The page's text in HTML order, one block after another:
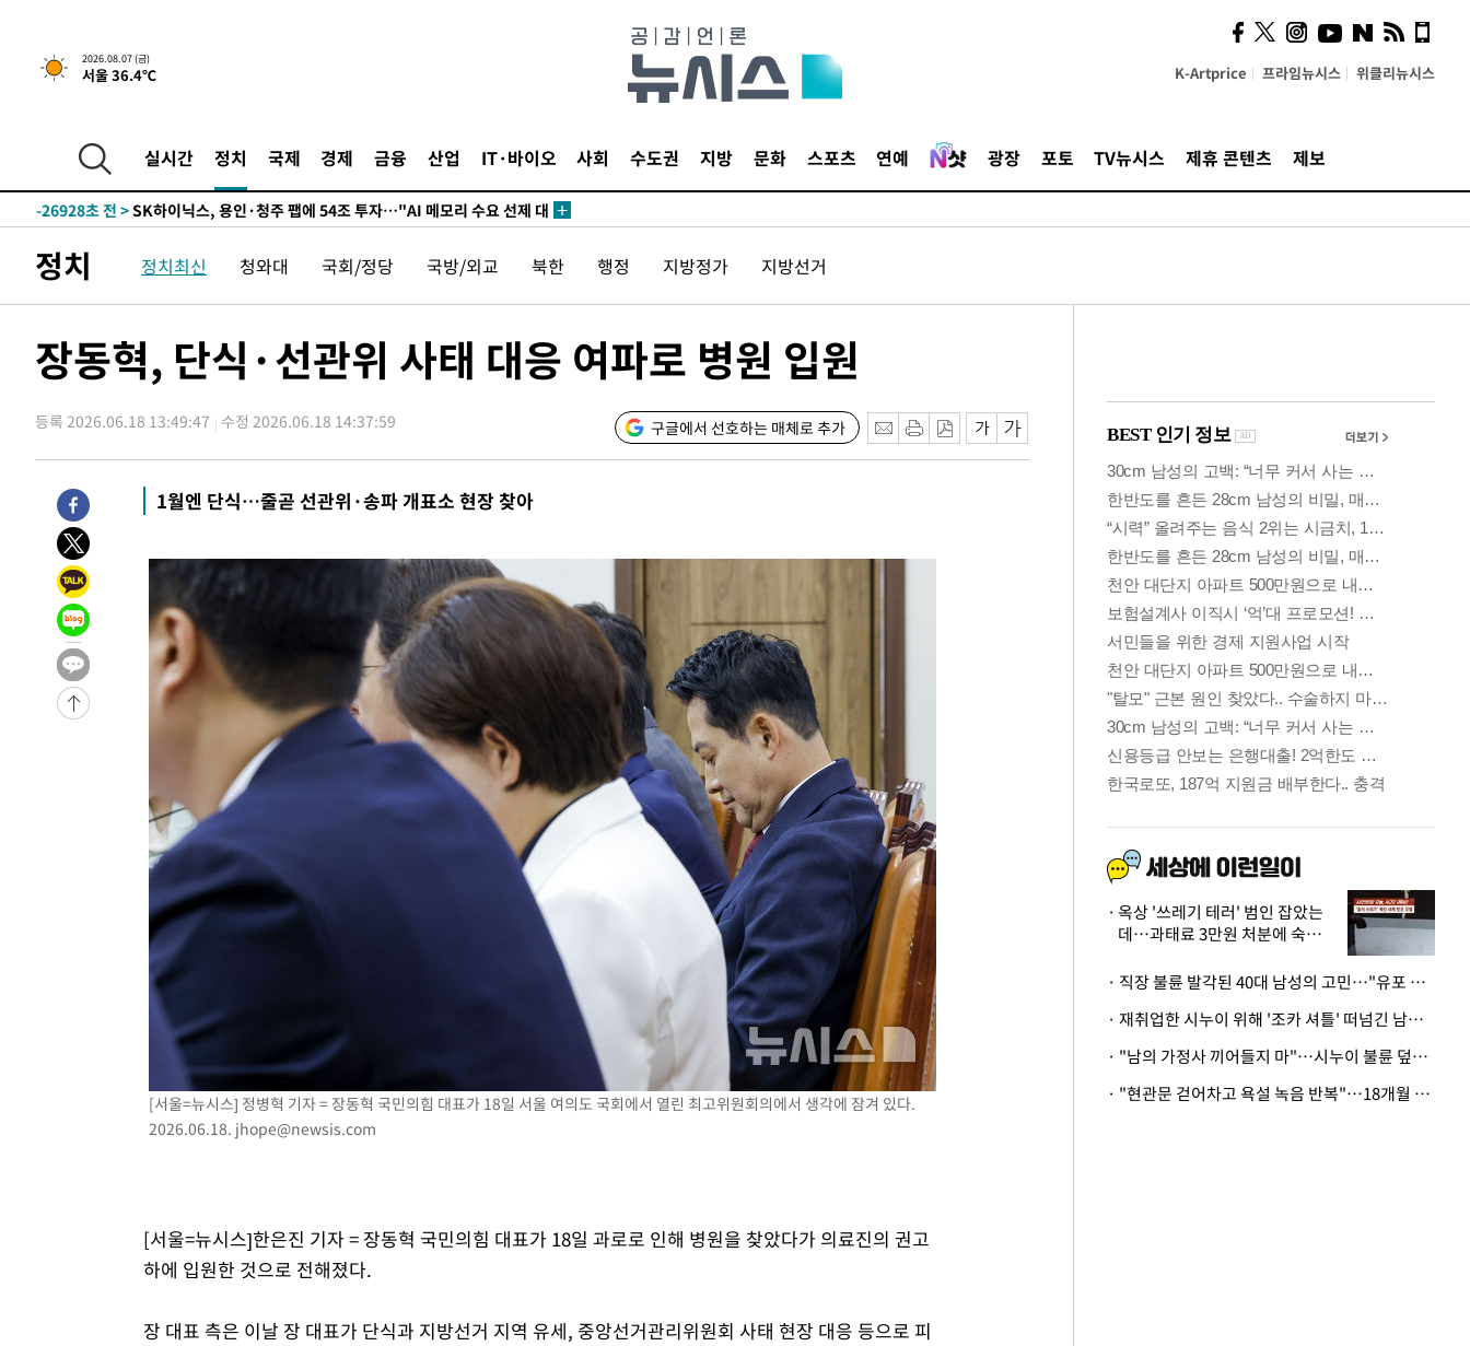
2026.08.07 (금)
서울 36.4℃ K-Artprice 프라임뉴시스 위클리뉴시스
실시간 정치 국제 경제 금융 산업 IT·바이오 사회 수도권 지방 문화 스포츠 연예 광장 포토 TV뉴시스 제휴 콘텐츠 제보
-30724초 전 >"낮 기온 소폭 하락"…수도권 폭염중대경보, 폭염경보로 하향
-30688초 전 >
갈 수도
-28622초 전 >
낮 최고 37도 찜통더위…곳곳 소나기·강원 많은 비[내일날씨]
-26928초 전 >
SK하이닉스, 용인·청주 팹에 54조 투자…"AI 메모리 수요 선제 대
응"
-23784초 전 >여자배구 이재영·이다영 자매, 아제르바이잔 투란VC 입단
-22771초 전 >
[속보]코스닥, 2.86포인트(0.36%) 내린 798.81마감
-22724초 전 >[속보]코스피, 6200선 약보합…0.60% 내린 6258.77에 마쳐
-22593초 전 >[속보] 노원서 40.1도 관측…서울, 2018년 이후 첫 40도
-18556초 전 >외신들도 주목한 韓축구 파문…"국민적 공분에 수사 재개"
-18527초 전 >11시간 압수수색에 성접대 파문까지…'쑥대밭' 된 축구협회
-17549초 전 >
[속보]규제합리화위원회 부위원장에 김태유 서울대 공대 교수…이
병태 후임
-13907초 전 > [속보]국힘 윤리위, '돌려차기 발언' 진종오·서범수 징계 절차 개시
-9232초 전 >
-6392초 전 >
[속보]'채상병 순직 책임' 임성근, 항소심도 징역 3년
-6258초 전 >
[속보]종합특검, '관저이전 봐주기 감사' 유병호 구속기소
-2858초 전 >
민주 콩고 에볼라환자 4천명 돌파, 4053명 발생 1850명 사망
-30724초 전 >
"낮 기온 소폭 하락"…수도권 폭염중대경보, 폭염경보로 하향
-30688초 전 >
[속보]이 대통령, '호우피해' 안동·의성 관할 4개 면 특별재난지역
[단독]중수청 지원 검사들, 정원 초과 시 낮은 계급 임용…희망지 못
낮 최고 37도 찜통더위…곳곳 소나기·강원 많은 비[내일날씨]
SK하이닉스, 용인·청주 팹에 54조 투자…"AI 메모리 수요 선제 대
여자배구 이재영·이다영 자매, 아제르바이잔 투란VC 입단
외국인 심판 성 접대 7경기 들여다보니…한국 축구 '5승 2무'
[속보]코스닥, 2.86포인트(0.36%) 내린 798.81마감
[속보]코스피, 6200선 약보합…0.60% 내린 6258.77에 마쳐
[속보]원·달러 환율, 7.7원 내린 1416.1원 마감
[속보] 노원서 40.1도 관측…서울, 2018년 이후 첫 40도
[속보]종합특검, '계엄 수용공간 확보' 신용해 前교정본부장 기소
외신들도 주목한 韓축구 파문…"국민적 공분에 수사 재개"
11시간 압수수색에 성접대 파문까지…'쑥대밭' 된 축구협회
[속보]규제합리화위원회 부위원장에 김태유 서울대 공대 교수…이
[속보]국힘 윤리위, '돌려차기 발언' 진종오·서범수 징계 절차 개시
민주 콩고 에볼라환자 4천명 돌파, 4053명 발생 1850명 사망
정치 정치최신 청와대 국회/정당 국방/외교 북한 행정 지방정가 지방선거
장동혁, 단식·선관위 사태 대응 여파로 병원 입원
등록 2026.06.18 13:49:47 수정 2026.06.18 14:37:59 구글에서 선호하는 매체로 추가
1월엔 단식…줄곧 선관위·송파 개표소 현장 찾아
[서울=뉴시스] 정병혁 기자 = 장동혁 국민의힘 대표가 18일 서울 여의도 국회에서 열린 최고위원회의에서 생각에 잠겨 있다.
2026.06.18. jhope@newsis.com
[서울=뉴시스]한은진 기자 = 장동혁 국민의힘 대표가 18일 과로로 인해 병원을 찾았다가 의료진의 권고
하에 입원한 것으로 전해졌다.
장 대표 측은 이날 장 대표가 단식과 지방선거 지역 유세, 중앙선거관리위원회 사태 현장 대응 등으로 피
시, 스마트폰 액세서리에
NFC 더했다
옥상 '쓰레기 테러' 범인 잡았는
데…과태료 3만원 처분에 숙박업
· 직장 불륜 발각된 40대 남성의 고민…"유포 동료 명예훼손·협박죄 고소 가능할까"
· 재취업한 시누이 위해 '조카 셔틀' 떠넘긴 남편…아내 "난 못한다"
· "남의 가정사 끼어들지 마"…시누이 불륜 덮으려는 남편에 억울한 아내
· "현관문 걷어차고 욕설 녹음 반복"…18개월 아기 키우는 집 뒤흔든 '앞집의 비극'